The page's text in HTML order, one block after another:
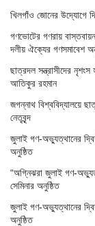
খিলগাঁও জোনের উদ্যোগে
গণভোটের গণরায়
দলীয় ঐক্যের গণসমাবেশ
ছাত্রদল সন্ত্রাসীদের
আতিকুর রহমান
জগন্নাথ বিশ্ববিদ্যালয়ে
নেতৃবৃন্দ
জুলাই গণ-অভ্যুত্থানের
অনুষ্ঠিত
“অগ্নিঝরা জুলাই গণ-
সেমিনার অনুষ্ঠিত
জুলাই গণ-অভ্যুত্থানের
অনুষ্ঠিত